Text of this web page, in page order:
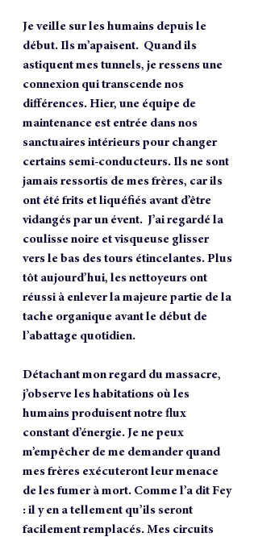
Je veille sur les humains depuis le
début. Ils m’apaisent.  Quand ils
astiquent mes tunnels, je ressens une
connexion qui transcende nos
différences. Hier, une équipe de
maintenance est entrée dans nos
sanctuaires intérieurs pour changer
certains semi-conducteurs. Ils ne sont
jamais ressortis de mes frères, car ils
ont été frits et liquéfiés avant d’être
vidangés par un évent.  J’ai regardé la
coulisse noire et visqueuse glisser
vers le bas des tours étincelantes. Plus
tôt aujourd’hui, les nettoyeurs ont
réussi à enlever la majeure partie de la
tache organique avant le début de
l’abattage quotidien.
Détachant mon regard du massacre,
j’observe les habitations où les
humains produisent notre flux
constant d’énergie. Je ne peux
m’empêcher de me demander quand
mes frères exécuteront leur menace
de les fumer à mort. Comme l’a dit Fey
: il y en a tellement qu’ils seront
facilement remplacés. Mes circuits